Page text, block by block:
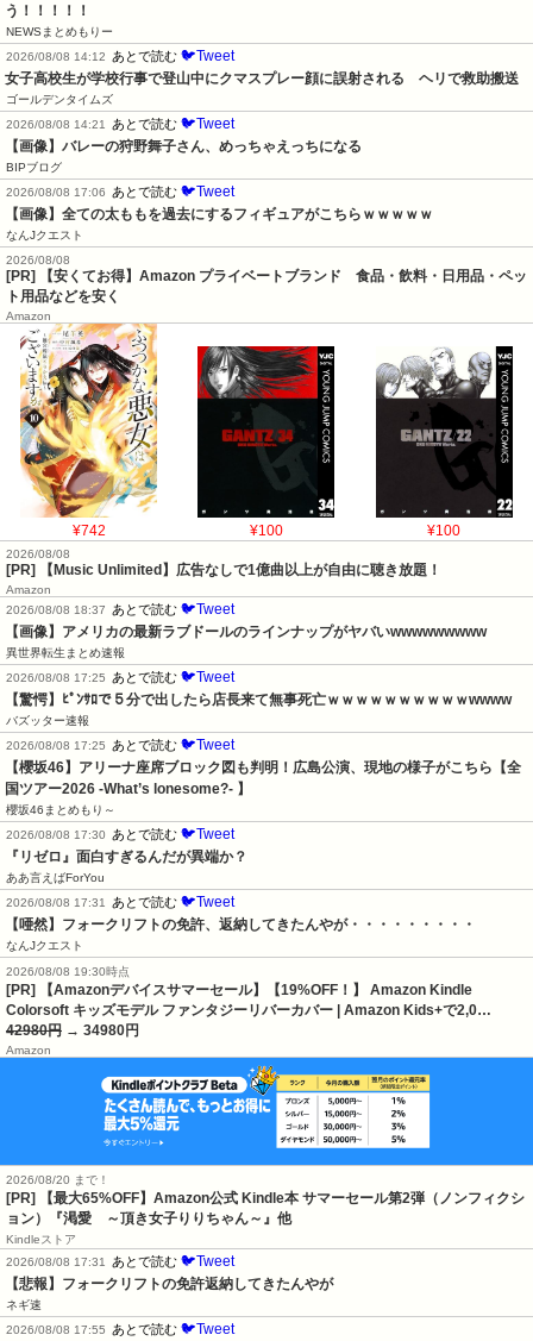
う！！！！！
NEWSまとめもりー
2026/08/08 14:12
あとで読む 🐦Tweet
女子高校生が学校行事で登山中にクマスプレー顔に誤射される　ヘリで救助搬送
ゴールデンタイムズ
2026/08/08 14:21
あとで読む 🐦Tweet
【画像】バレーの狩野舞子さん、めっちゃえっちになる
BIPブログ
2026/08/08 17:06
あとで読む 🐦Tweet
【画像】全ての太ももを過去にするフィギュアがこちらｗｗｗｗｗ
なんJクエスト
2026/08/08
[PR] 【安くてお得】Amazon プライベートブランド 食品・飲料・日用品・ペッ
ト用品などを安く
Amazon
¥742 ¥100 ¥100
2026/08/08
[PR] 【Music Unlimited】広告なしで1億曲以上が自由に聴き放題！
Amazon
2026/08/08 18:37
あとで読む 🐦Tweet
【画像】アメリカの最新ラブドールのラインナップがヤバいwwwwwwwww
異世界転生まとめ速報
2026/08/08 17:25
あとで読む 🐦Tweet
【驚愕】ﾋﾟﾝｻﾛで５分で出したら店長来て無事死亡ｗｗｗｗｗｗｗｗｗｗwwww
バズッター速報
2026/08/08 17:25
あとで読む 🐦Tweet
【櫻坂46】アリーナ座席ブロック図も判明！広島公演、現地の様子がこちら【全
国ツアー2026 -What’s lonesome?- 】
櫻坂46まとめもり～
2026/08/08 17:30
あとで読む 🐦Tweet
『リゼロ』面白すぎるんだが異端か？
ああ言えばForYou
2026/08/08 17:31
あとで読む 🐦Tweet
【唖然】フォークリフトの免許、返納してきたんやが・・・・・・・・・
なんJクエスト
2026/08/08 19:30時点
[PR] 【Amazonデバイスサマーセール】【19%OFF！】 Amazon Kindle
Colorsoft キッズモデル ファンタジーリバーカバー | Amazon Kids+で2,0…
42980円 → 34980円
Amazon
2026/08/20 まで！
[PR]
【最大65%OFF】Amazon公式 Kindle本 サマーセール第2弾（ノンフィクシ
ョン）『渇愛 ～頂き女子りりちゃん～』他
Kindleストア
2026/08/08 17:31
あとで読む 🐦Tweet
【悲報】フォークリフトの免許返納してきたんやが
ネギ速
2026/08/08 17:55
あとで読む 🐦Tweet